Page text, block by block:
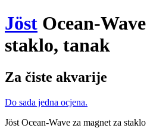
Jöst Ocean-
staklo, tanak
Za čiste akvarije
Do sada jedna ocjena.
Jöst Ocean-Wave za magnet za staklo